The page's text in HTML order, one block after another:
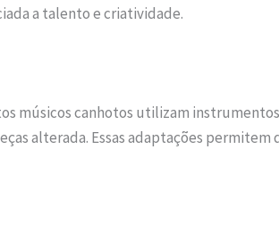
a talento e criatividade.
músicos canhotos utilizam
alterada. Essas adaptações permitem